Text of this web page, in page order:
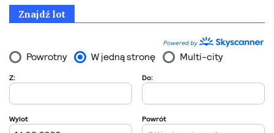
Znajdź lot